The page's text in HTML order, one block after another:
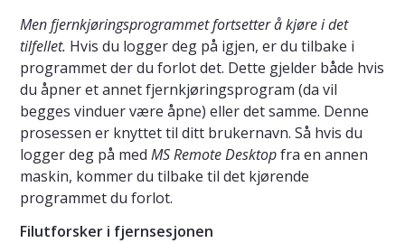
Men fjernkjøringsprogrammet fortsetter å kjøre i det
tilfellet. Hvis du logger deg på igjen, er du tilbake i
programmet der du forlot det. Dette gjelder både hvis
du åpner et annet fjernkjøringsprogram (da vil
begges vinduer være åpne) eller det samme. Denne
prosessen er knyttet til ditt brukernavn. Så hvis du
logger deg på med MS Remote Desktopfra en annen
maskin, kommer du tilbake til det kjørende
programmet du forlot.
Filutforsker i fjernsesjonen